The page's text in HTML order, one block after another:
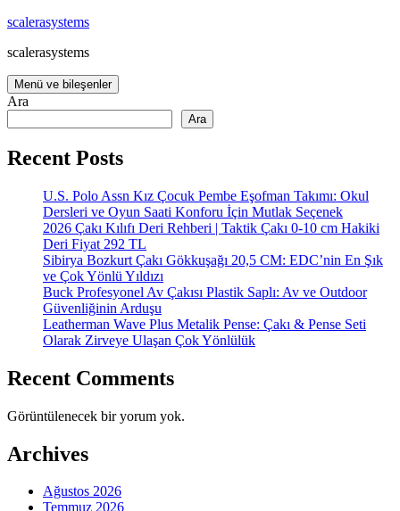
İçeriğe
scalerasystems
scalerasystems
Menü ve bileşenler
Ara
Ara
Recent Posts
U.S. Polo Assn Kız Çocuk Pembe Eşofman Takımı: Okul
Dersleri ve Oyun Saati Konforu İçin Mutlak Seçenek
2026 Çakı Kılıfı Deri Rehberi | Taktik Çakı 0-10 cm Hakiki
Deri Fiyat 292 TL
Sibirya Bozkurt Çakı Gökkuşağı 20,5 CM: EDC’nin En Şık
ve Çok Yönlü Yıldızı
Buck Profesyonel Av Çakısı Plastik Saplı: Av ve Outdoor
Güvenliğinin Arduşu
Leatherman Wave Plus Metalik Pense: Çakı & Pense Seti
Olarak Zirveye Ulaşan Çok Yönlülük
Recent Comments
Görüntülenecek bir yorum yok.
Archives
Ağustos 2026
Temmuz 2026